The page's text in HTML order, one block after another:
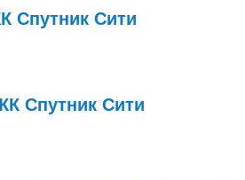
Спутник Сити
Спутник Сити